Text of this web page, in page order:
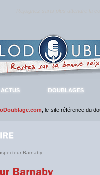
ACTUS DOUBLAGES
, le site référence du
Barnaby